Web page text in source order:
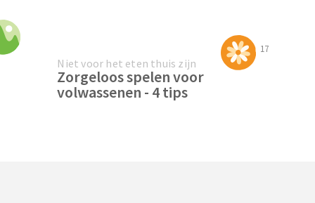
17
Niet voor het eten thuis zijn
Zorgeloos spelen voor
volwassenen - 4 tips